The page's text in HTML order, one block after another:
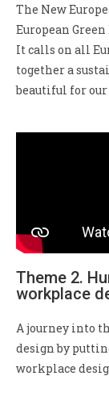
The New
European
It calls on all
together a
beautiful for our
Theme 2.
workplace
A journey into
design by
workplace